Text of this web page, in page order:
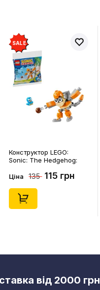
SALE
Конструктор LEGO:
Sonic: The Hedgehog:
Kiki and Flicky, (30676)
Ціна 135 115 грн
від 2000 грн